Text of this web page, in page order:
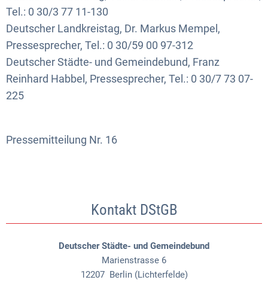
Tel.: 0 30/3 77 11-130
Deutscher Landkreistag, Dr. Markus Mempel,
Pressesprecher, Tel.: 0 30/59 00 97-312
Deutscher Städte- und Gemeindebund, Franz
Reinhard Habbel, Pressesprecher, Tel.: 0 30/7 73 07-
225
Pressemitteilung Nr. 16
Kontakt DStGB
Deutscher Städte- und Gemeindebund
Marienstrasse 6
12207 Berlin (Lichterfelde)